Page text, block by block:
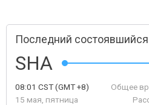
Последний
SHA
08:01 CST(GMT +8)
15 мая, пятница
Общее